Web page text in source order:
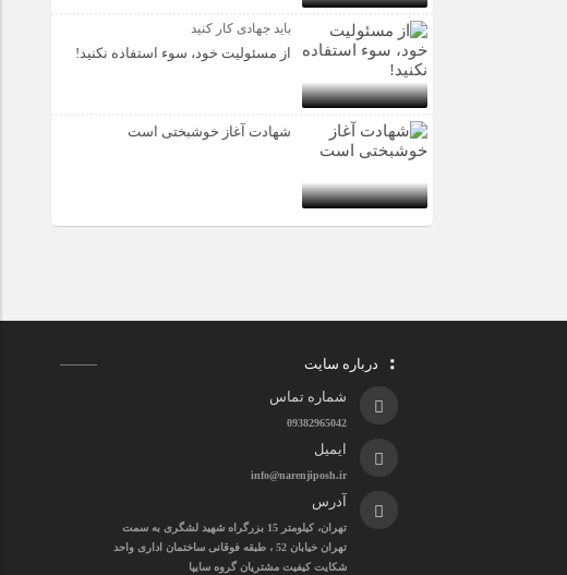
باید جهادی کار کنید
از مسئولیت خود، سوء استفاده نکنید!
شهادت آغاز خوشبختی است
درباره سایت
شماره تماس
09382965042
ایمیل
info@narenjiposh.ir
آدرس
تهران، کیلومتر 15 بزرگراه شهید لشگری به سمت
تهران خیابان 52 ، طبقه فوقانی ساختمان اداری واحد
شکایت کیفیت مشتریان گروه سایپا